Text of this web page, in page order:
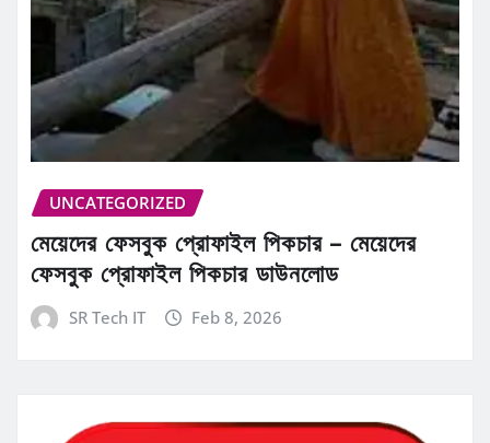
UNCATEGORIZED
মেয়েদের ফেসবুক প্রোফাইল পিকচার – মেয়েদের
ফেসবুক প্রোফাইল পিকচার ডাউনলোড
SR Tech IT Feb 8, 2026